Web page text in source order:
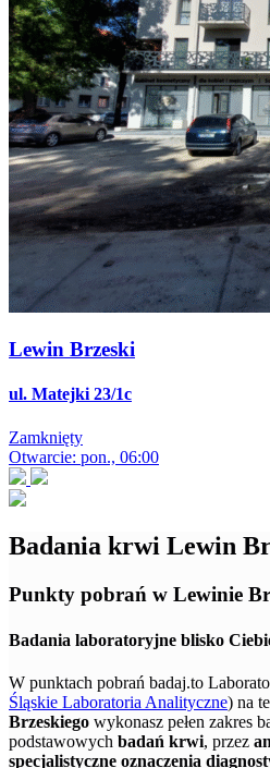
Lewin Brzeski
ul. Matejki 23/1c
Zamknięty
Otwarcie: pon., 06:00
Badania krwi Lewin
Punkty pobrań w Lewinie
Badania laboratoryjne blisko
W punktach pobrań badaj.to
Śląskie Laboratoria Analityczne) na
Brzeskiego wykonasz pełen zakres
podstawowych badań krwi, przez
specjalistyczne oznaczenia